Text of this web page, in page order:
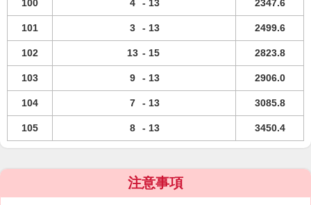
100 4 - 13 2347.6
101 3 - 13 2499.6
102 13 - 15 2823.8
103 9 - 13 2906.0
104 7 - 13 3085.8
105 8 - 13 3450.4
注意事項